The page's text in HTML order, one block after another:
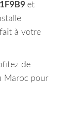
et
à votre
de
Maroc pour